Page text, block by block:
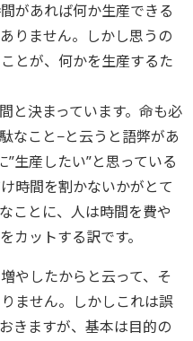
があれば何か生産できる
りません。しかし思うの
とが、何かを生産するた
と決まっています。命も必
なこと−と云うと語弊があ
生産したい”と思っている
時間を割かないかがとて
ことに、人は時間を費や
カットする訳です。
やしたからと云って、そ
ません。しかしこれは誤
きますが、基本は目的の